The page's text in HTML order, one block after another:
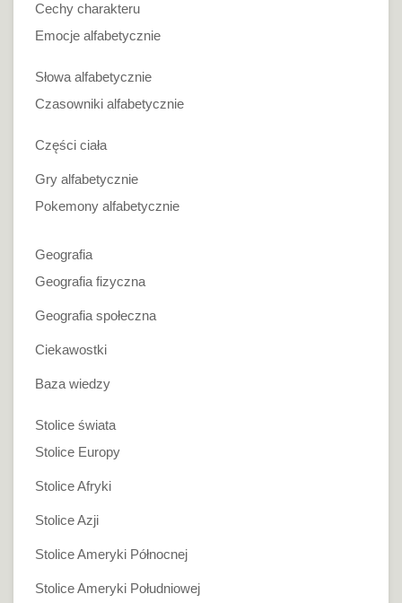
Cechy charakteru
Emocje alfabetycznie
Słowa alfabetycznie
Czasowniki alfabetycznie
Części ciała
Gry alfabetycznie
Pokemony alfabetycznie
Geografia
Geografia fizyczna
Geografia społeczna
Ciekawostki
Baza wiedzy
Stolice świata
Stolice Europy
Stolice Afryki
Stolice Azji
Stolice Ameryki Północnej
Stolice Ameryki Południowej